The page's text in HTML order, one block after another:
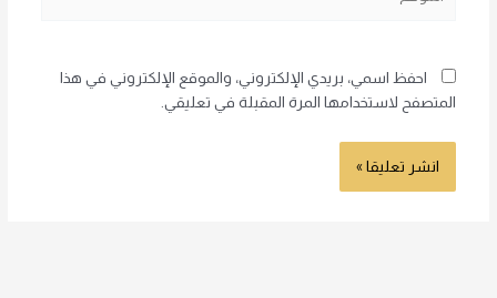
احفظ اسمي، بريدي الإلكتروني، والموقع الإلكتروني في هذا
المتصفح لاستخدامها المرة المقبلة في تعليقي.